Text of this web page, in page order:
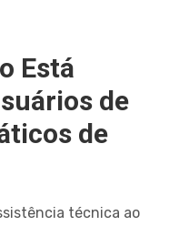
Está
de
de
técnica ao